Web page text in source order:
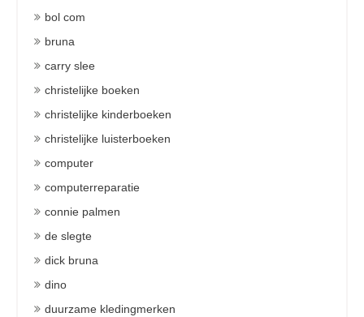
bol com
bruna
carry slee
christelijke boeken
christelijke kinderboeken
christelijke luisterboeken
computer
computerreparatie
connie palmen
de slegte
dick bruna
dino
duurzame kledingmerken